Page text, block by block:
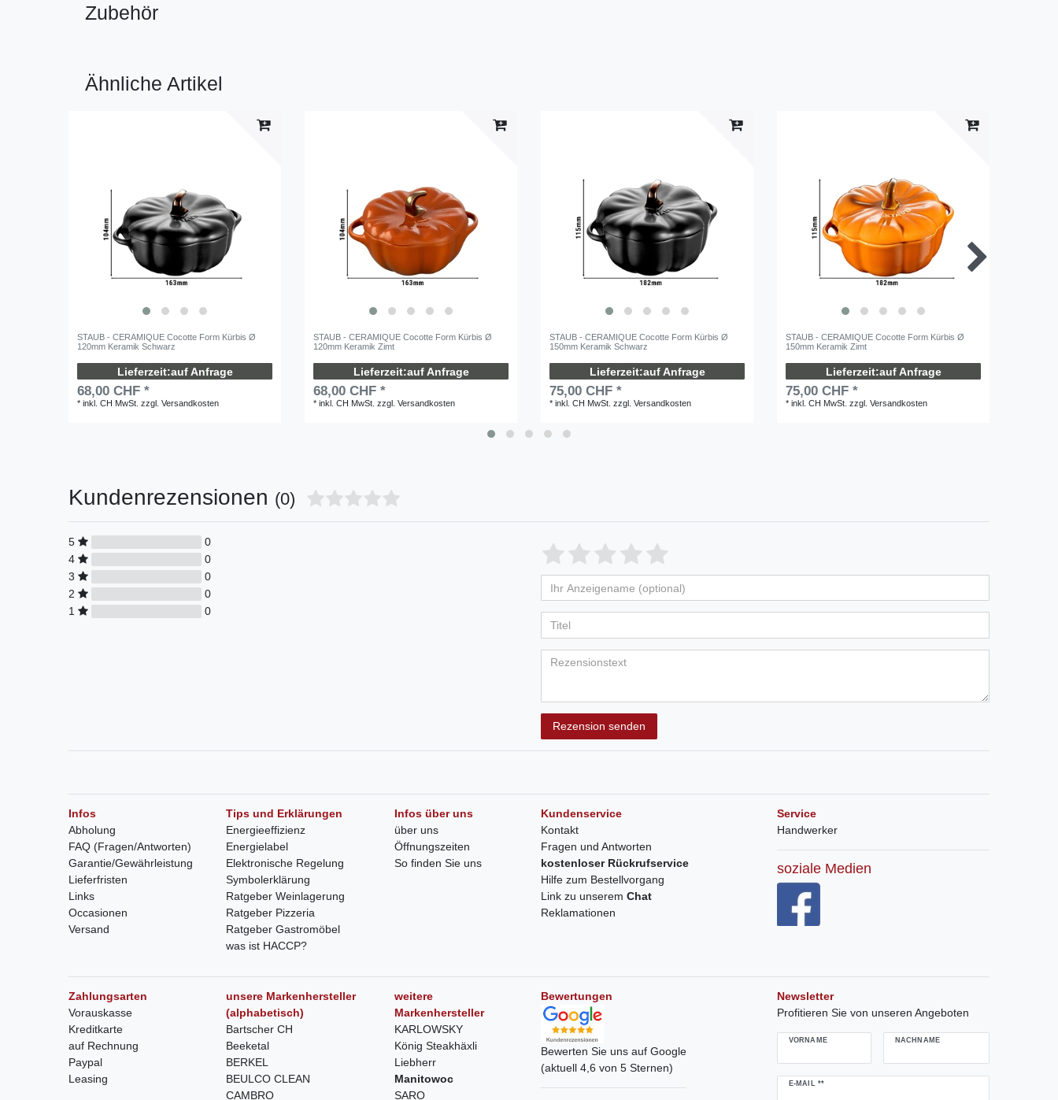
Zubehör
Ähnliche Artikel
STAUB - CERAMIQUE Cocotte Form Kürbis Ø
120mm Keramik Schwarz
auf Anfrage
68,00 CHF *
*inkl. CH MwSt. zzgl.Versandkosten
STAUB - CERAMIQUE Cocotte Form Kürbis Ø
120mm Keramik Zimt
auf Anfrage
68,00 CHF *
*inkl. CH MwSt. zzgl.Versandkosten
STAUB - CERAMIQUE Cocotte Form Kürbis Ø
150mm Keramik Schwarz
auf Anfrage
75,00 CHF *
*inkl. CH MwSt. zzgl.Versandkosten
STAUB - CERAMIQUE Cocotte Form Kürbis Ø
150mm Keramik Zimt
auf Anfrage
75,00 CHF *
*inkl. CH MwSt. zzgl.Versandkosten
Kundenrezensionen (0)
5
0
4
0
3
0
2
0
1
0
Rezension senden
Infos
Abholung
FAQ (Fragen/Antworten)
Garantie/Gewährleistung
Lieferfristen
Links
Occasionen
Versand
Tips und Erklärungen
Energieeffizienz
Energielabel
Elektronische Regelung
Symbolerklärung
Ratgeber Weinlagerung
Ratgeber Pizzeria
Ratgeber Gastromöbel
was ist HACCP?
Infos über uns
über uns
Öffnungszeiten
So finden Sie uns
Kundenservice
Kontakt
Fragen und Antworten
kostenloser Rückrufservice
Hilfe zum Bestellvorgang
Link zu unserem Chat
Reklamationen
Service
Handwerker
soziale Medien
Zahlungsarten
Vorauskasse
Kreditkarte
auf Rechnung
Paypal
Leasing
unsere Markenhersteller
(alphabetisch)
Bartscher CH
Beeketal
BERKEL
BEULCO CLEAN
CAMBRO
weitere
Markenhersteller
KARLOWSKY
König Steakhäxli
Liebherr
Manitowoc
SARO
Bewertungen
Bewerten Sie uns auf Google
(aktuell 4,6 von 5 Sternen)
Newsletter
Profitieren Sie von unseren Angeboten
VORNAME NACHNAME
E-MAIL **
Newsletter